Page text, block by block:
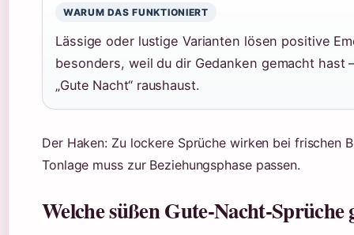
WARUM DAS FUNKTIONIERT
Lässige oder lustige Varianten lösen positive
besonders, weil du dir Gedanken gemacht hast
„Gute Nacht“ raushaust.
Der Haken: Zu lockere Sprüche wirken bei frischen
Tonlage muss zur Beziehungsphase passen.
Welche süßen Gute-Nacht-Sprüche